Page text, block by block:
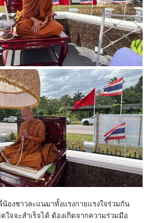
น้องชาวละแนมาทั้งแรงกายแรงใจร่วมกัน
ใจจะสำเร็จได้ ต้องเกิดจากความร่วมมือ